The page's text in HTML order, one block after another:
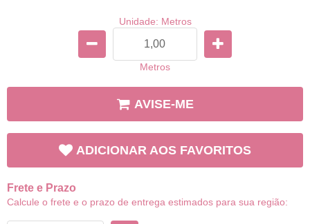
Unidade: Metros
Metros
AVISE-ME
ADICIONAR AOS FAVORITOS
Frete e Prazo
Calcule o frete e o prazo de entrega estimados para sua região: